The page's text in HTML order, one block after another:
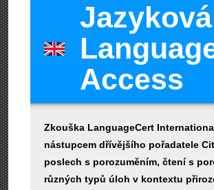
Access
Zkouška LanguageCert
nástupcem dřívějšího pořadatele
poslech s porozuměním, čtení s
různých typů úloh v kontextu